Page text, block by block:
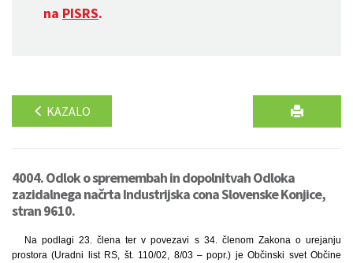
na PISRS.
KAZALO
4004. Odlok o spremembah in dopolnitvah Odloka
zazidalnega načrta Industrijska cona Slovenske Konjice,
stran 9610.
Na podlagi 23. člena ter v povezavi s 34. členom Zakona o urejanju
prostora (Uradni list RS, št. 110/02, 8/03 – popr.) je Občinski svet Občine